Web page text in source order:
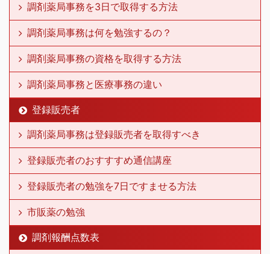
調剤薬局事務を3日で取得する方法
調剤薬局事務は何を勉強するの？
調剤薬局事務の資格を取得する方法
調剤薬局事務と医療事務の違い
登録販売者
調剤薬局事務は登録販売者を取得すべき
登録販売者のおすすすめ通信講座
登録販売者の勉強を7日ですませる方法
市販薬の勉強
調剤報酬点数表